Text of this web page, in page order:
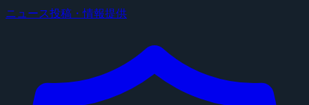
ニュース投稿・情報提供